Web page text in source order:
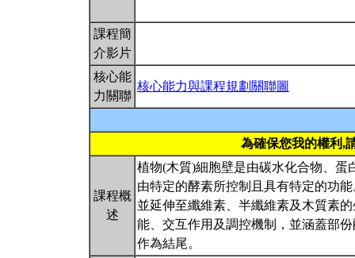
課程簡
介影片
核心能
力關聯
核心能力與課程規劃關聯圖
為確保您我的權利,
課程概
述
植物(木質)細胞壁是由碳水化合物、
由特定的酵素所控制且具有特定的功
並延伸至纖維素、半纖維素及木質素
能、交互作用及調控機制，並涵蓋部
作為結尾。